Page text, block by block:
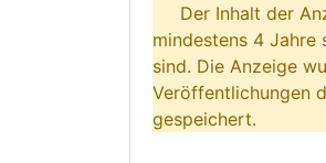
Der Inhalt der
mindestens 4 Jahre
sind. Die Anzeige
Veröffentlichungen
gespeichert.